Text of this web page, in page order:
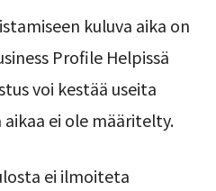
kuluva aika on
Profile Helpissä
voi kestää useita
ei ole määritelty.
ei ilmoiteta